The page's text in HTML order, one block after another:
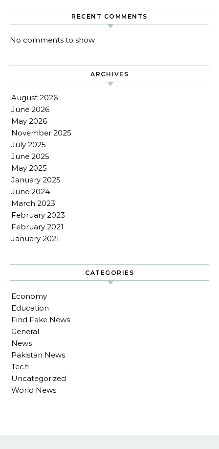
RECENT COMMENTS
No comments to show.
ARCHIVES
August 2026
June 2026
May 2026
November 2025
July 2025
June 2025
May 2025
January 2025
June 2024
March 2023
February 2023
February 2021
January 2021
CATEGORIES
Economy
Education
Find Fake News
General
News
Pakistan News
Tech
Uncategorized
World News